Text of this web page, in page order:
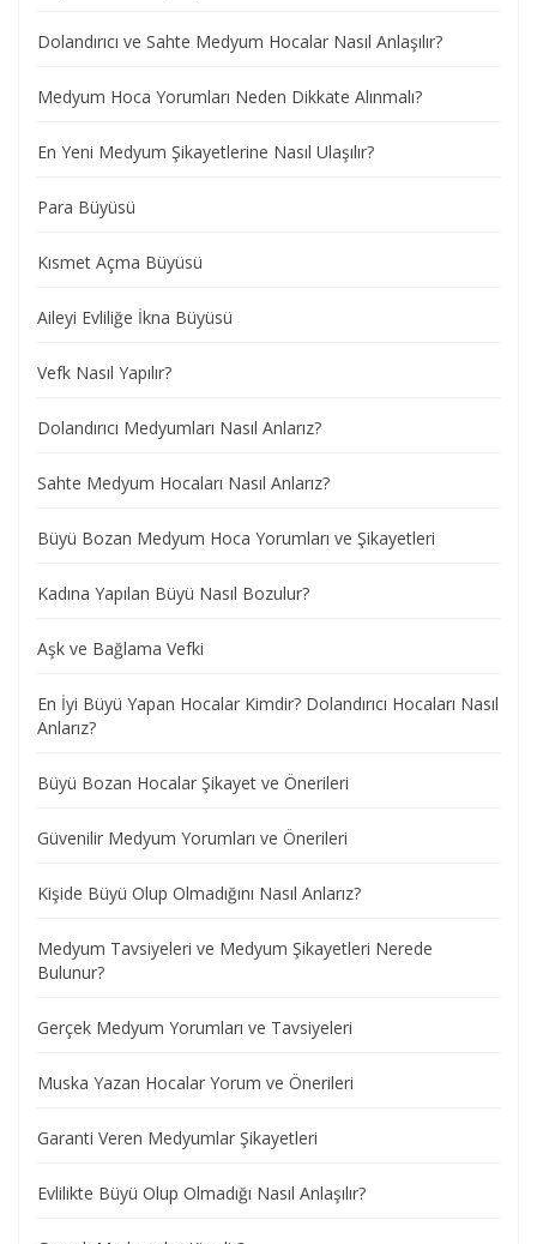
Dolandırıcı ve Sahte Medyum Hocalar Nasıl Anlaşılır?
Medyum Hoca Yorumları Neden Dikkate Alınmalı?
En Yeni Medyum Şikayetlerine Nasıl Ulaşılır?
Para Büyüsü
Kısmet Açma Büyüsü
Aileyi Evliliğe İkna Büyüsü
Vefk Nasıl Yapılır?
Dolandırıcı Medyumları Nasıl Anlarız?
Sahte Medyum Hocaları Nasıl Anlarız?
Büyü Bozan Medyum Hoca Yorumları ve Şikayetleri
Kadına Yapılan Büyü Nasıl Bozulur?
Aşk ve Bağlama Vefki
En İyi Büyü Yapan Hocalar Kimdir? Dolandırıcı Hocaları Nasıl
Anlarız?
Büyü Bozan Hocalar Şikayet ve Önerileri
Güvenilir Medyum Yorumları ve Önerileri
Kişide Büyü Olup Olmadığını Nasıl Anlarız?
Medyum Tavsiyeleri ve Medyum Şikayetleri Nerede
Bulunur?
Gerçek Medyum Yorumları ve Tavsiyeleri
Muska Yazan Hocalar Yorum ve Önerileri
Garanti Veren Medyumlar Şikayetleri
Evlilikte Büyü Olup Olmadığı Nasıl Anlaşılır?